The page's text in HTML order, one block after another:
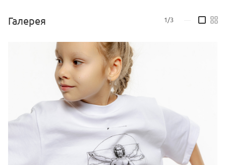
Галерея 1/3